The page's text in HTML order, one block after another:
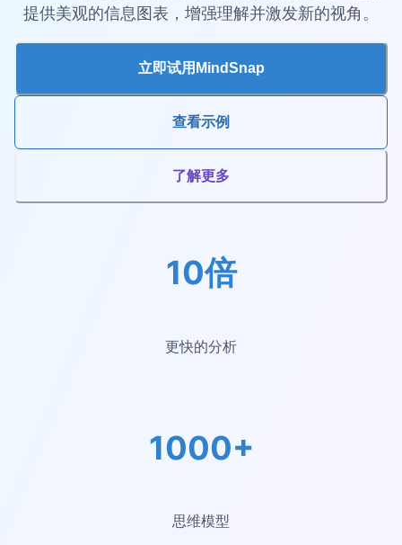
提供美观的信息图表，增强理解并激发新的视角。
立即试用MindSnap
查看示例
了解更多
10倍
更快的分析
1000+
思维模型